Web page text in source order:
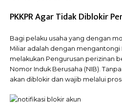
PKKPR Agar Tidak Diblokir
Bagi pelaku usaha yang dengan
Miliar adalah dengan mengantongi
melakukan Pengurusan perizinan
Nomor Induk Berusaha (NIB).
akan diblokir dan wajib melalui